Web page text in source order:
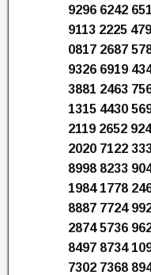
9296 6242
9113 2225
0817 2687
9326 6919
3881 2463
1315 4430
2119 2652
2020 7122
8998 8233
1984 1778
8887 7724
2874 5736
8497 8734
7302 7368